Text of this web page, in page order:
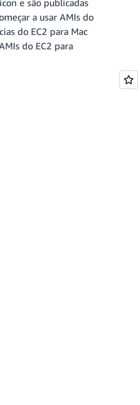
e são publicadas
a usar AMIs do
do EC2 para Mac
do EC2 para